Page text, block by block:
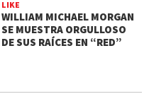
LIKE
WILLIAM MICHAEL MORGAN
SE MUESTRA ORGULLOSO
DE SUS RAÍCES EN “RED”